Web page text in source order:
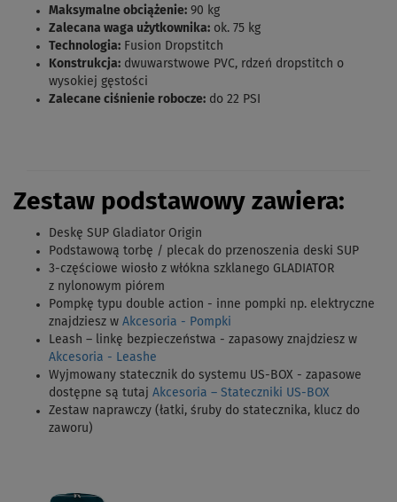
Maksymalne obciążenie: 90 kg
Zalecana waga użytkownika: ok. 75 kg
Technologia: Fusion Dropstitch
Konstrukcja: dwuwarstwowe PVC, rdzeń dropstitch o
wysokiej gęstości
Zalecane ciśnienie robocze: do 22 PSI
Zestaw podstawowy zawiera:
Deskę SUP Gladiator Origin
Podstawową torbę / plecak do przenoszenia deski SUP
3-częściowe wiosło z włókna szklanego GLADIATOR
z nylonowym piórem
Pompkę typu double action - inne pompki np. elektryczne
znajdziesz w Akcesoria - Pompki
Leash – linkę bezpieczeństwa - zapasowy znajdziesz w
Akcesoria - Leashe
Wyjmowany statecznik do systemu US-BOX - zapasowe
dostępne są tutaj Akcesoria – Stateczniki US-BOX
Zestaw naprawczy (łatki, śruby do statecznika, klucz do
zaworu)